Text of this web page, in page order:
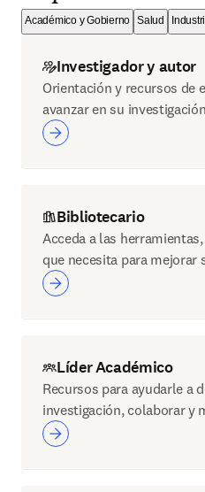
Académico y Gobierno Salud
Investigador y autor
Orientación y recursos de
avanzar en su
Bibliotecario
Acceda a las
que necesita para mejorar
Líder Académico
Recursos para ayudarle a
investigación, colaborar y